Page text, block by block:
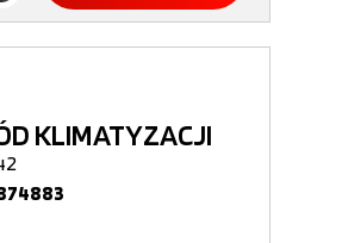
KLIMATYZACJI